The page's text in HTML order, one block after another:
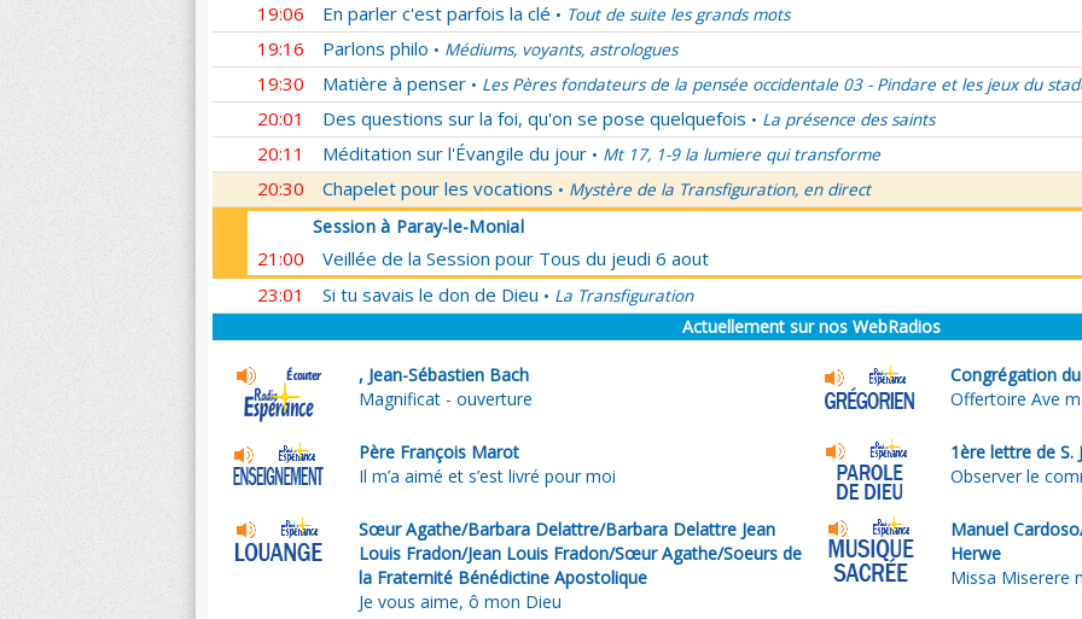
19:06 En parler c'est parfois la clé • Tout de suite les grands mots
19:16 Parlons philo • Médiums, voyants, astrologues
19:30 Matière à penser • Les Pères fondateurs de la pensée occidentale 03 - Pindare et les jeux du
20:01 Des questions sur la foi, qu'on se pose quelquefois • La présence des saints
20:11 Méditation sur l'Évangile du jour • Mt 17, 1-9 la lumiere qui transforme
20:30 Chapelet pour les vocations • Mystère de la Transfiguration, en direct
Session à Paray-le-Monial
21:00
Veillée de la Session pour Tous du jeudi 6 aout
23:01
Si tu savais le don de Dieu • La Transfiguration
Actuellement sur nos WebRadios
, Jean-Sébastien Bach
Magnificat - ouverture
Congrégation
Offertoire Ave
Père François Marot
Il m’a aimé et s’est livré pour moi
1ère lettre de S.
Observer le
Sœur Agathe/Barbara Delattre/Barbara Delattre Jean
Louis Fradon/Jean Louis Fradon/Sœur Agathe/Soeurs de
la Fraternité Bénédictine Apostolique
Je vous aime, ô mon Dieu
Manuel
Herwe
Missa Miserere